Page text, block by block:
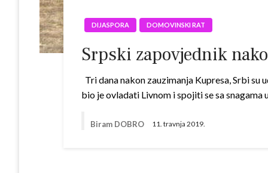
DIJASPORA DOMOVINSKI RAT
Srpski zapovjednik
Tri dana nakon zauzimanja Kupresa, Srbi su
bio je ovladati Livnom i spojiti se sa
Biram DOBRO 11. travnja 2019.